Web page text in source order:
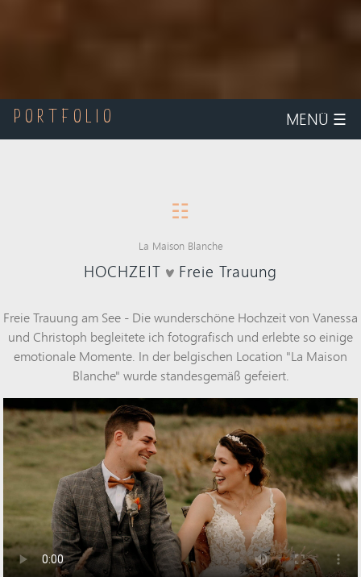
PORTFOLIO MENÜ ☰
☷
La Maison Blanche
HOCHZEIT Freie Trauung
Freie Trauung am See - Die wunderschöne Hochzeitvon Vanessa
und Christoph begleitete ich fotografisch und erlebte so einige
emotionale Momente. In der belgischen Location "La Maison
Blanche" wurde standesgemäß gefeiert.